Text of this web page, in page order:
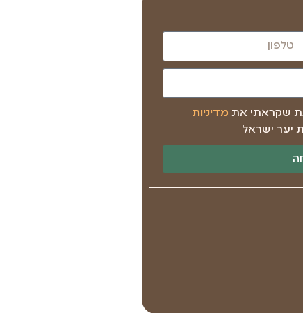
ת שקראתי את מדיניות
יער ישראל